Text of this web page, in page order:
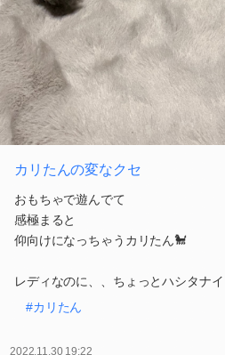
カリたんの変なクセ
おもちゃで遊んでて
感極まると
仰向けになっちゃうカリたん🐩
レディなのに、、ちょっとハシタナイ
#カリたん
2022.11.30 19:22